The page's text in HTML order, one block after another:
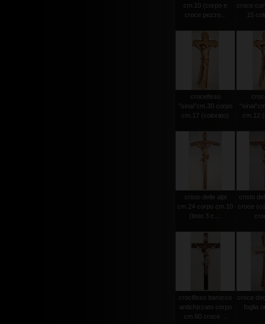
cm.10 (corpo e
croce pezzo...
croce
15
crocefisso
"sinai"cm.30 corpo
cm.17 (colorato)
cm.12
cristo delle alpi
cm.24 corpo cm.10
(tinto 3 c....
cristo
croce
crocifisso barocco
antichizzato corpo
cm.60 croce ...
croce
foglia